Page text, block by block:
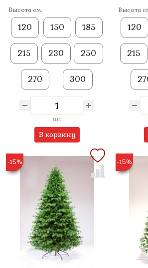
Высота см.
120 150 185
215 230 250
270 300
шт
В корзину
Высота
120
215
-15% -15%